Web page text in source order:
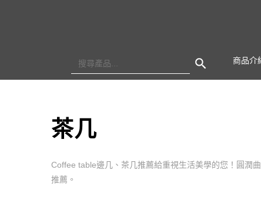
for:
商品介
茶几
Coffee table邊几、茶几推薦給重視生活美學的您！圓潤
推薦。